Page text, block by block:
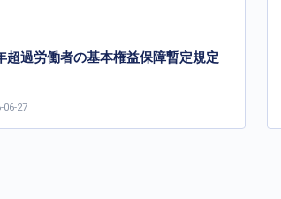
超過労働者の基本権益保障暫定規定
06-27